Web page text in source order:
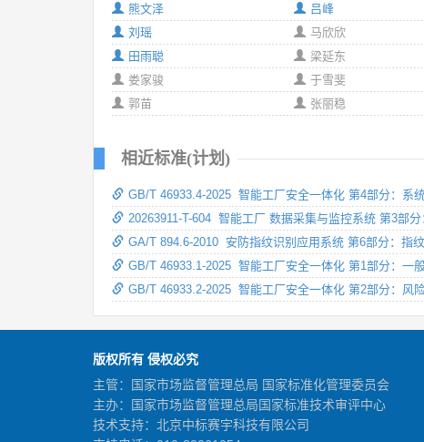
熊文泽
吕峰
刘瑶
马欣欣
田雨聪
梁延东
娄家骏
于雪斐
郭苗
张丽稳
相近标准(计划)
GB/T 46933.4-2025 智能工厂安全一体化 第4部分：系
20263911-T-604 智能工厂 数据采集与监控系统 第3部
GA/T 894.6-2010 安防指纹识别应用系统 第6部分：指
GB/T 46933.1-2025 智能工厂安全一体化 第1部分：一
GB/T 46933.2-2025 智能工厂安全一体化 第2部分：风
版权所有 侵权必究
主管：国家市场监督管理总局 国家标准化管理委员会
主办：国家市场监督管理总局国家标准技术审评中心
技术支持：北京中标赛宇科技有限公司